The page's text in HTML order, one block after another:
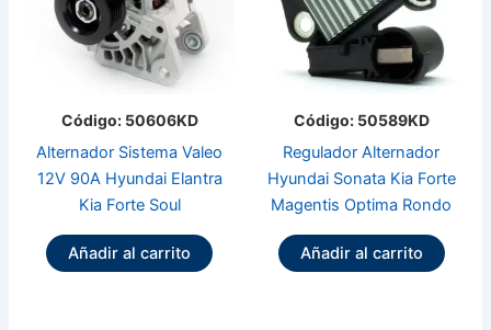
Código: 50606KD
Alternador Sistema Valeo
12V 90A Hyundai Elantra
Kia Forte Soul
Añadir al carrito
Código: 50589KD
Regulador Alternador
Hyundai Sonata Kia Forte
Magentis Optima Rondo
Añadir al carrito